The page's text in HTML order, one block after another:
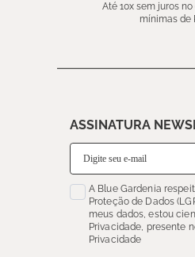
Até 10x sem juros
mínimas de
ASSINATURA
A Blue Gardenia
Proteção de Dados
meus dados, estou
Privacidade, presente
Privacidade